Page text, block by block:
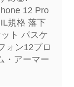
12 Pro
規格 落下
ト パスケ
ォン12プロ
・アーマー